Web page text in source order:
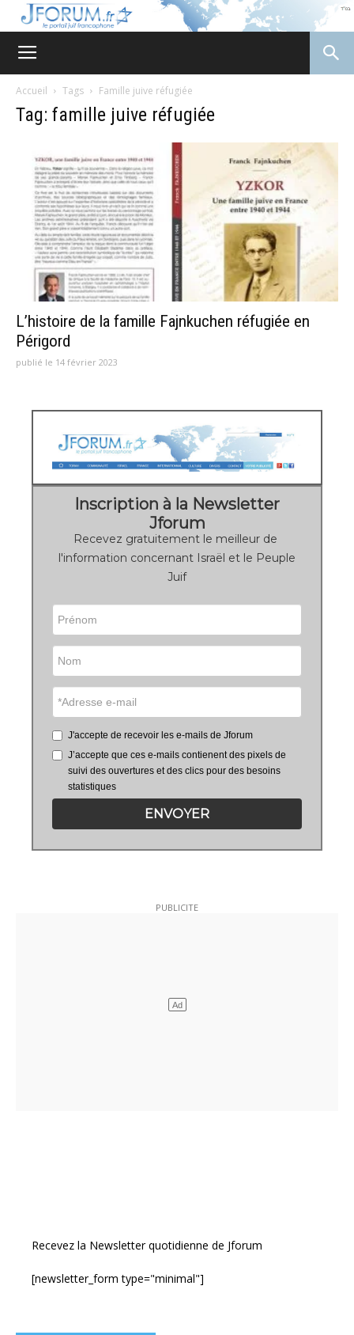
Accueil Tags Famille juive réfugiée
Tag: famille juive réfugiée
L’histoire de la famille Fajnkuchen réfugiée en
Périgord
publié le 14 février 2023
Inscription à la Newsletter
Jforum
Recevez gratuitement le meilleur de
l'information concernant Israël et le Peuple
Juif
J'accepte de recevoir les e-mails de Jforum
J’accepte que ces e-mails contienent des pixels de
suivi des ouvertures et des clics pour des besoins
statistiques
ENVOYER
Recevez la Newsletter quotidienne de Jforum
[newsletter_form type="minimal"]